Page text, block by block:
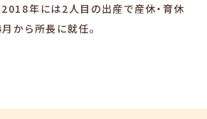
年には2人目の出産で産休・育休
から所長に就任。